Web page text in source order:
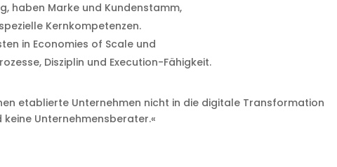
haben Marke und Kundenstamm,
Kernkompetenzen.
in Economies of Scale und
Disziplin und Execution-Fähigkeit.
etablierte Unternehmen nicht in die digitale Transformation
keine Unternehmensberater.«